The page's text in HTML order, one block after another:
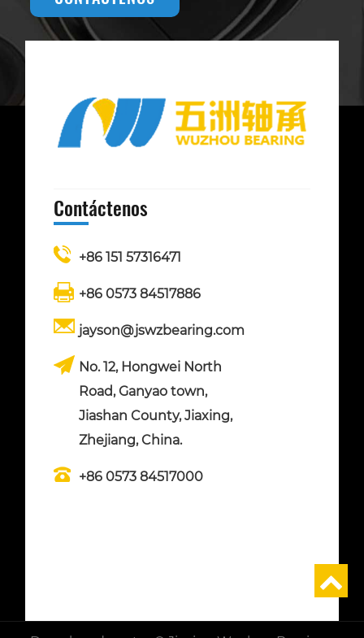
Contáctenos
+86 151 57316471
+86 0573 84517886
jayson@jswzbearing.com
No. 12, Hongwei North
Road, Ganyao town,
Jiashan County, Jiaxing,
Zhejiang, China.
+86 0573 84517000